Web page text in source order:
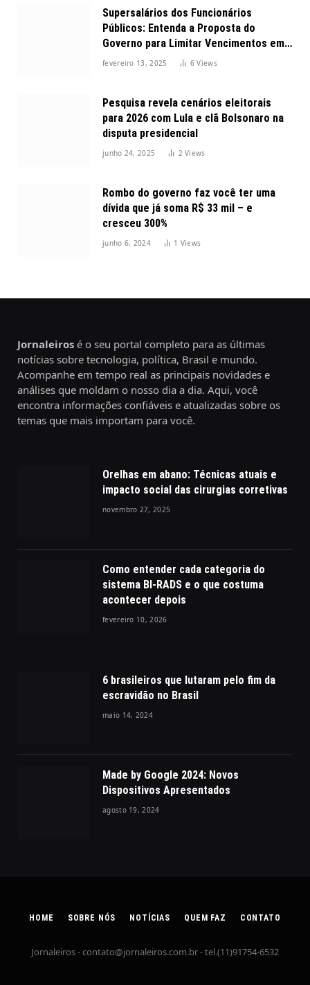
Supersalários dos Funcionários
Públicos: Entenda a Proposta do
Governo para Limitar Vencimentos em
2025
fevereiro 13, 2025 6Views
Pesquisa revela cenários eleitorais
para 2026 com Lula e clã Bolsonaro na
disputa presidencial
junho 24, 2025 2Views
Rombo do governo faz você ter uma
dívida que já soma R$ 33 mil – e
cresceu 300%
junho 6, 2024 1 Views
Jornaleiros é o seu portal completo para as últimas
notícias sobre tecnologia, política, Brasil e mundo.
Acompanhe em tempo real as principais novidades e
análises que moldam o nosso dia a dia. Aqui, você
encontra informações confiáveis e atualizadas sobre os
temas que mais importam para você.
Orelhas em abano: Técnicas atuais e
impacto social das cirurgias corretivas
novembro 27, 2025
Como entender cada categoria do
sistema BI-RADS e o que costuma
acontecer depois
fevereiro 10, 2026
6 brasileiros que lutaram pelo fim da
escravidão no Brasil
maio 14, 2024
Made by Google 2024: Novos
Dispositivos Apresentados
agosto 19, 2024
HOME SOBRE NÓS NOTÍCIAS QUEM FAZ CONTATO
Jornaleiros -contato@jornaleiros.com.br- tel.(11)91754-6532